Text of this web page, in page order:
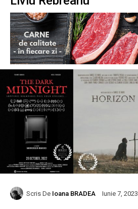
Scris De Ioana BRADEA Iunie 7, 2023